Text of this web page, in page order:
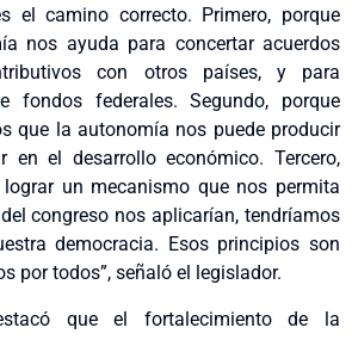
el camino correcto. Primero, porque
nos ayuda para concertar acuerdos
con otros países, y para
fondos federales. Segundo, porque
que la autonomía nos puede producir
en el desarrollo económico. Tercero,
un mecanismo que nos permita
congreso nos aplicarían, tendríamos
democracia. Esos principios son
por todos”, señaló el legislador.
que el fortalecimiento de la